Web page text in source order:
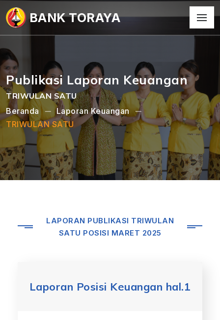
BANK TORAYA
Publikasi Laporan Keuangan
TRIWULAN SATU
Beranda
Laporan Keuangan
TRIWULAN SATU
LAPORAN PUBLIKASI TRIWULAN
SATU POSISI MARET 2025
Laporan Posisi Keuangan hal.1